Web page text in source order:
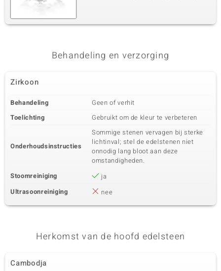
Vierde edelsteen
Karaatgewicht som Slijpvorm
Rond geslepen
Prong
Behandeling en verzorging
Zirkoon
Behandeling
Geen of verhit
Toelichting
Gebruikt om de kleur te verbeteren
Onderhoudsinstructies
Sommige stenen vervagen bij sterke
lichtinval; stel de edelstenen niet
onnodig lang bloot aan deze
omstandigheden.
Stoomreiniging
ja
Ultrasoonreiniging
nee
Herkomst van de hoofd edelsteen
Cambodja